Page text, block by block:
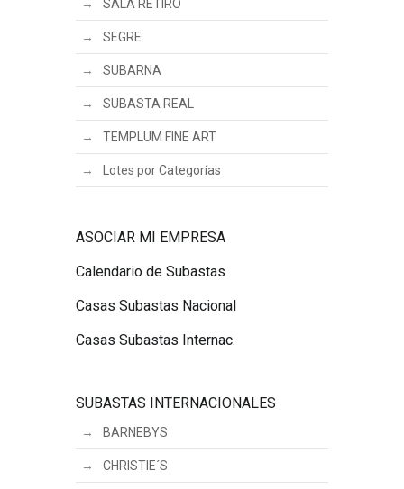
SALA RETIRO
SEGRE
SUBARNA
SUBASTA REAL
TEMPLUM FINE ART
Lotes por Categorías
ASOCIAR MI EMPRESA
Calendario de Subastas
Casas Subastas Nacional
Casas Subastas Internac.
SUBASTAS INTERNACIONALES
BARNEBYS
CHRISTIE´S